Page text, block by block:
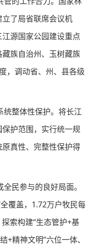
了局省联席会议机
源国家公园建设重点
族自治州、玉树藏族
，调动省、州、县各级
统整体性保护。将长江
护范围，实行统一规
真性、完整性保护得
民参与的良好局面。
覆盖，1.72万户牧民每
索构建“生态管护+基
+精神文明”六位一体、